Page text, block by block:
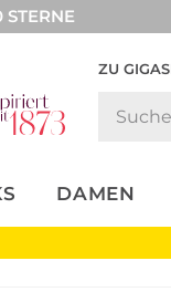
ZU
DAMEN